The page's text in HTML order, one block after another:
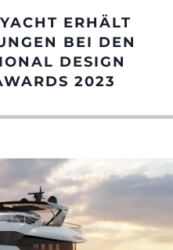
ERHÄLT
BEI DEN
DESIGN
2023